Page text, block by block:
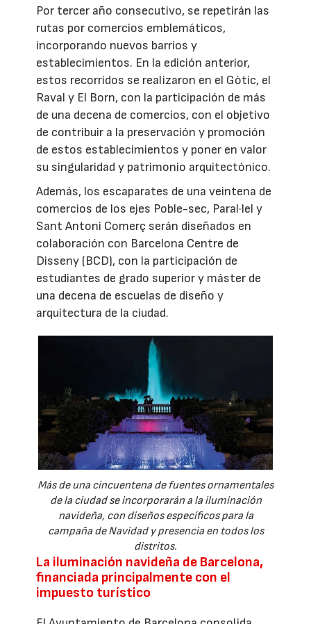
Por tercer año consecutivo, se repetirán las
rutas por comercios emblemáticos,
incorporando nuevos barrios y
establecimientos. En la edición anterior,
estos recorridos se realizaron en el Gòtic, el
Raval y El Born, con la participación de más
de una decena de comercios, con el objetivo
de contribuir a la preservación y promoción
de estos establecimientos y poner en valor
su singularidad y patrimonio arquitectónico.
Además, los escaparates de una veintena de
comercios de los ejes Poble-sec, Paral·lel y
Sant Antoni Comerç serán diseñados en
colaboración con Barcelona Centre de
Disseny (BCD), con la participación de
estudiantes de grado superior y máster de
una decena de escuelas de diseño y
arquitectura de la ciudad.
Más de una cincuentena de fuentes ornamentales
de la ciudad se incorporarán a la iluminación
navideña, con diseños específicos para la
campaña de Navidad y presencia en todos los
distritos.
La iluminación navideña de Barcelona,
financiada principalmente con el
impuesto turístico